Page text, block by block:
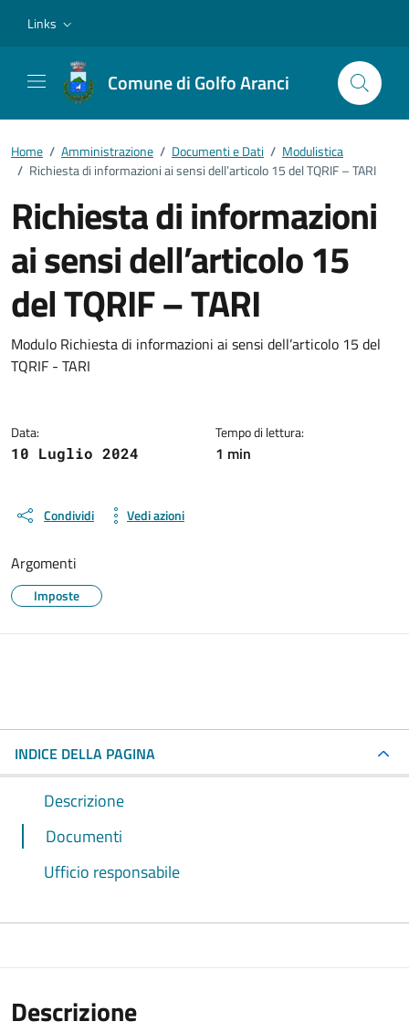
Links
Comune di Golfo Aranci
Home / Amministrazione / Documenti e Dati / Modulistica
/ Richiesta di informazioni ai sensi dell’articolo 15 del TQRIF – TARI
Richiesta di informazioni
ai sensi dell’articolo 15
del TQRIF – TARI
Dettagli del documento
Modulo Richiesta di informazioni ai sensi dell’articolo 15 del
TQRIF - TARI
Data:
10 Luglio 2024
Tempo di lettura:
1 min
Condividi Vedi azioni
Argomenti
Imposte
INDICE DELLA PAGINA
Descrizione
Documenti
Ufficio responsabile
Descrizione